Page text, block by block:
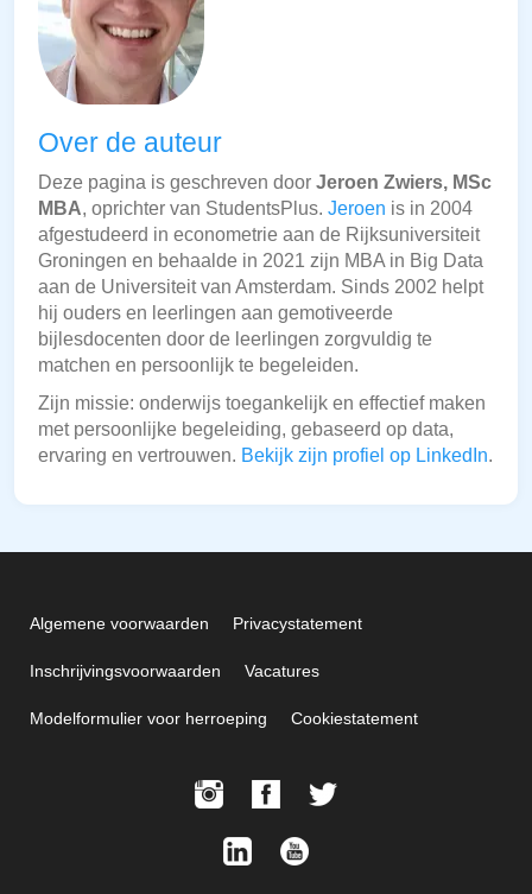
Over de auteur
Deze pagina is geschreven door Jeroen Zwiers, MSc
MBA, oprichter van StudentsPlus. Jeroen is in 2004
afgestudeerd in econometrie aan de Rijksuniversiteit
Groningen en behaalde in 2021 zijn MBA in Big Data
aan de Universiteit van Amsterdam. Sinds 2002 helpt
hij ouders en leerlingen aan gemotiveerde
bijlesdocenten door de leerlingen zorgvuldig te
matchen en persoonlijk te begeleiden.
Zijn missie: onderwijs toegankelijk en effectief maken
met persoonlijke begeleiding, gebaseerd op data,
ervaring en vertrouwen. Bekijk zijn profiel op LinkedIn.
Algemene voorwaarden Privacystatement
Inschrijvingsvoorwaarden Vacatures
Modelformulier voor herroeping Cookiestatement